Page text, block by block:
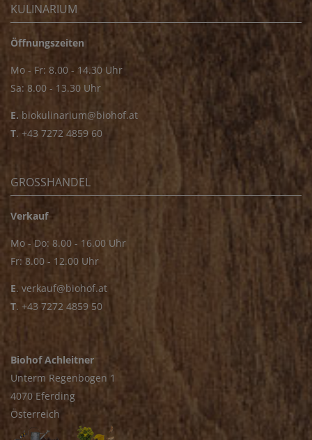
KULINARIUM
Öffnungszeiten
Mo - Fr: 8.00 - 14.30 Uhr
Sa: 8.00 - 13.30 Uhr
E. biokulinarium@biohof.at
T. +43 7272 4859 60
GROSSHANDEL
Verkauf
Mo - Do: 8.00 - 16.00 Uhr
Fr: 8.00 - 12.00 Uhr
E. verkauf@biohof.at
T. +43 7272 4859 50
Biohof Achleitner
Unterm Regenbogen 1
4070 Eferding
Österreich